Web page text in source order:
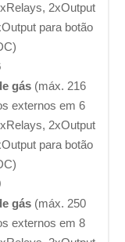
2xOutput
para botão
gás(máx. 216
externos em 6
2xOutput
para botão
gás(máx. 250
externos em 8